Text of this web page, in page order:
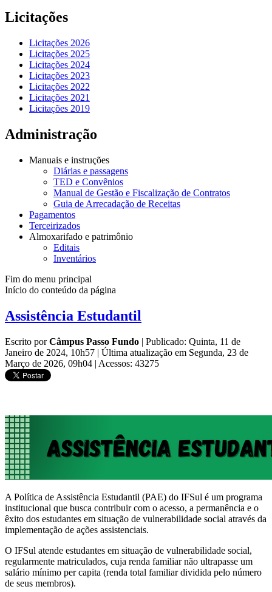
Licitações
Licitações 2026
Licitações 2025
Licitações 2024
Licitações 2023
Licitações 2022
Licitações 2021
Licitações 2019
Administração
Manuais e instruções
Diárias e passagens
TED e Convênios
Manual de Gestão e Fiscalização de Contratos
Guia de Arrecadação de Receitas
Pagamentos
Terceirizados
Almoxarifado e patrimônio
Editais
Inventários
Fim do menu principal
Início do conteúdo da página
Assistência Estudantil
Escrito porCâmpus Passo Fundo | Publicado: Quinta, 11 de
Janeiro de 2024, 10h57 | Última atualização em Segunda, 23 de
Março de 2026, 09h04 | Acessos: 43275
A Política de Assistência Estudantil (PAE) do IFSul é um programa
institucional que busca contribuir com o acesso, a permanência e o
êxito dos estudantes em situação de vulnerabilidade social através da
implementação de ações assistenciais.
O IFSul atende estudantes em situação de vulnerabilidade social,
regularmente matriculados, cuja renda familiar não ultrapasse um
salário mínimo per capita (renda total familiar dividida pelo número
de seus membros).